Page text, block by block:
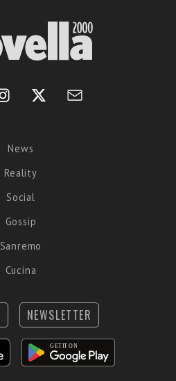
News
Reality
Social
Gossip
Sanremo
Cucina
NEWSLETTER